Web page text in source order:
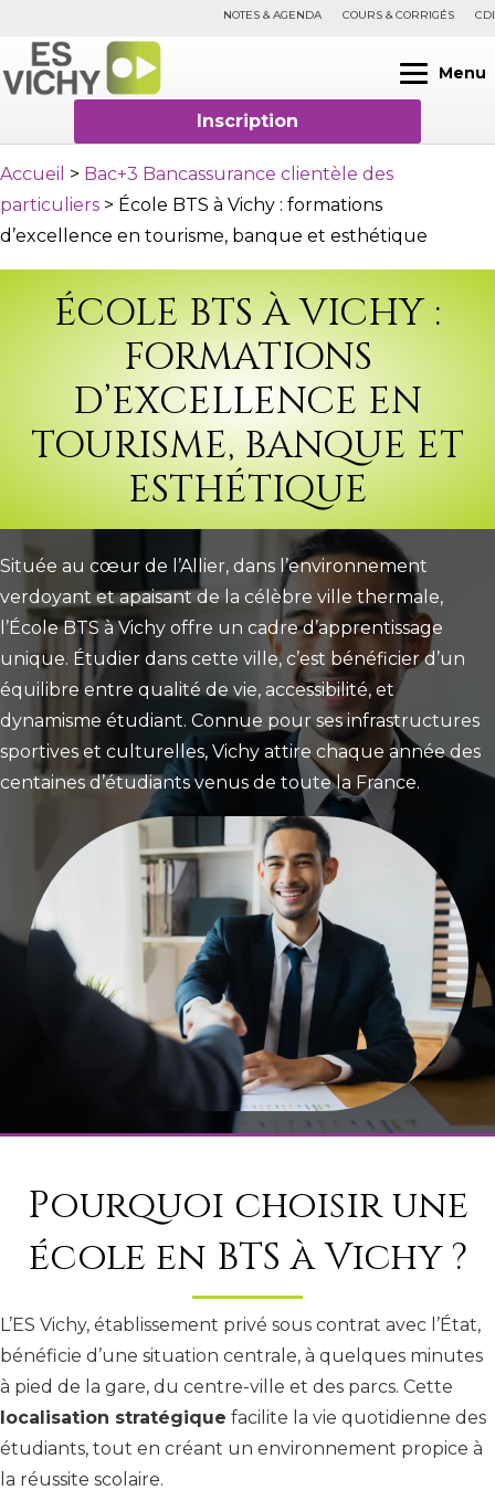
NOTES & AGENDA COURS & CORRIGÉS CDI
Menu
Inscription
Accueil > Bac+3 Bancassurance clientèle des
particuliers > École BTS à Vichy : formations
d’excellence en tourisme, banque et esthétique
ÉCOLE BTS À VICHY :
FORMATIONS
D’EXCELLENCE EN
TOURISME, BANQUE ET
ESTHÉTIQUE
Située au cœur de l’Allier, dans l’environnement
verdoyant et apaisant de la célèbre ville thermale,
l’École BTS à Vichy offre un cadre d’apprentissage
unique. Étudier dans cette ville, c’est bénéficier d’un
équilibre entre qualité de vie, accessibilité, et
dynamisme étudiant. Connue pour ses infrastructures
sportives et culturelles, Vichy attire chaque année des
centaines d’étudiants venus de toute la France.
Pourquoi choisir une
école en BTS à Vichy ?
L’ES Vichy, établissement privé sous contrat avec l’État,
bénéficie d’une situation centrale, à quelques minutes
à pied de la gare, du centre-ville et des parcs. Cette
localisation stratégique facilite la vie quotidienne des
étudiants, tout en créant un environnement propice à
la réussite scolaire.